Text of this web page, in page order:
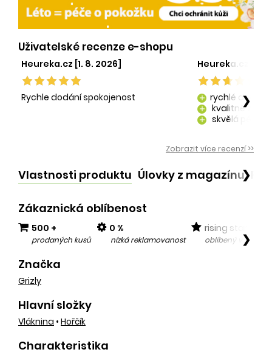
Uživatelské recenze e-shopu
Heureka.cz [1. 8. 2026]
Rychle dodání spokojenost
Heureka.cz [29.
add rychlé dodání
add kvalitně
add skvělá péče o
❯
Zobrazit více recenzí >>
Vlastnosti produktu Úlovky z magazínu❯
Zákaznická oblíbenost
500 +
prodaných kusů
0 %
nízká reklamovanost
rising star
oblíbený v❯
Značka
Grizly
Hlavní složky
Vláknina • Hořčík
Charakteristika